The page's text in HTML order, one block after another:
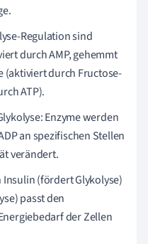
Regulation sind
durch AMP, gehemmt
(aktiviert durch Fructose-
ATP).
Enzyme werden
an spezifischen Stellen
verändert.
(fördert Glykolyse)
passt den
der Zellen